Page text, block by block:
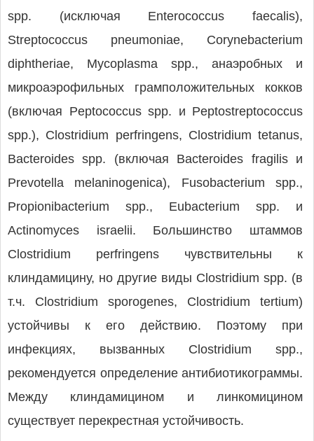
spp. (исключая Enterococcus faecalis),
Streptococcus pneumoniae, Corynebacterium
diphtheriae, Mycoplasma spp., анаэробных и
микроаэрофильных грамположительных кокков
(включая Peptococcus spp. и Peptostreptococcus
spp.), Clostridium perfringens, Clostridium tetanus,
Bacteroides spp. (включая Bacteroides fragilis и
Prevotella melaninogenica), Fusobacterium spp.,
Propionibacterium spp., Eubacterium spp. и
Actinomyces israelii. Большинство штаммов
Clostridium perfringens чувствительны к
клиндамицину, но другие виды Clostridium spp. (в
т.ч. Clostridium sporogenes, Clostridium tertium)
устойчивы к его действию. Поэтому при
инфекциях, вызванных Clostridium spp.,
рекомендуется определение антибиотикограммы.
Между клиндамицином и линкомицином
существует перекрестная устойчивость.